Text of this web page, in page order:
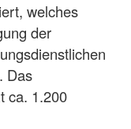
welches
der
Das
ca. 1.200